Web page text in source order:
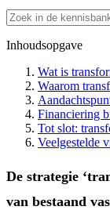
Inhoudsopgave
Wat is
Waarom
Financiering
Tot slot:
Veelgestelde
De strategie
van bestaand